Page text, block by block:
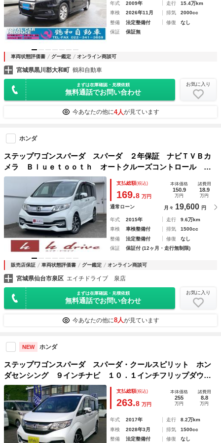
年式 2009年 走行
15.4万km
車検
2026年11月 排気
2000cc
整備
法定整備付 修復
なし
保証
保証無
車両状態評価書 グー鑑定 オンライン商談可
宮城県黒川郡大和町 鶴和自動車
まずは在庫確認・見積依頼
無料通話でお問い合わせ
お気に入り
今あなたの他に4人が見ています
ホンダ
ステップワゴンスパーダ スパーダ ２年保証 ナビＴＶＢカ
メラ Ｂｌｕｅｔｏｏｔｈ オートクルーズコントロール 両
側ＰＷスライド ＬＥＤオートライト ＥＴＣ ＣＤ ＤＶ
Ｄ サイドエアバック スマートキー 横滑り防止装置 禁煙
車
支払総額(税込)
169.8 万円
本体価格
150.9
万円
諸費用
18.9
万円
通常ローン 月々 19,600 円
年式 2015年 走行
9.6万km
車検
車検整備付 排気
1500cc
整備
法定整備付 修復
なし
保証
保証付 (12ヶ月・走行無制限)
販売店保証 車両状態評価書 グー鑑定 オンライン商談可
宮城県仙台市泉区 エイチドライブ 泉店
まずは在庫確認・見積依頼
無料通話でお問い合わせ
お気に入り
今あなたの他に8人が見ています
NEW ホンダ
ステップワゴンスパーダ スパーダ・クールスピリット ホン
ダセンシング ９インチナビ １０．１インチフリップダウン
モニター バックカメラ エンジンスターター シートカバ
ー ＥＴＣ ドライブレコーダー クルーズコントロール 両
側電動スライドドア ＬＥＤヘッドライト
支払総額(税込)
263.8 万円
本体価格
255
万円
諸費用
8.8
万円
年式 2017年 走行
8.2万km
車検
2028年3月 排気
1500cc
整備
法定整備付 修復
なし